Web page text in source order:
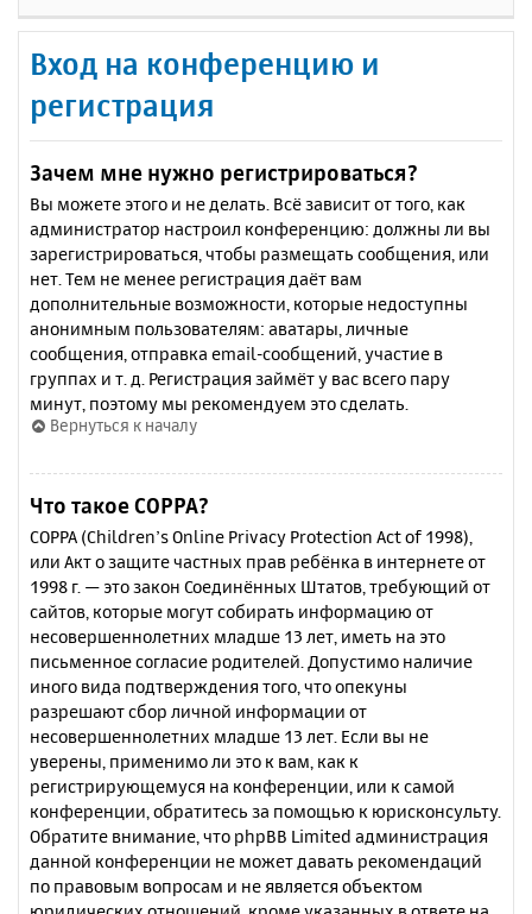
Вход на конференцию и
регистрация
Зачем мне нужно регистрироваться?
Вы можете этого и не делать. Всё зависит от того, как
администратор настроил конференцию: должны ли вы
зарегистрироваться, чтобы размещать сообщения, или
нет. Тем не менее регистрация даёт вам
дополнительные возможности, которые недоступны
анонимным пользователям: аватары, личные
сообщения, отправка email-сообщений, участие в
группах и т. д. Регистрация займёт у вас всего пару
минут, поэтому мы рекомендуем это сделать.
Вернуться к началу
Что такое COPPA?
COPPA (Children’s Online Privacy Protection Act of 1998),
или Акт о защите частных прав ребёнка в интернете от
1998 г. — это закон Соединённых Штатов, требующий от
сайтов, которые могут собирать информацию от
несовершеннолетних младше 13 лет, иметь на это
письменное согласие родителей. Допустимо наличие
иного вида подтверждения того, что опекуны
разрешают сбор личной информации от
несовершеннолетних младше 13 лет. Если вы не
уверены, применимо ли это к вам, как к
регистрирующемуся на конференции, или к самой
конференции, обратитесь за помощью к юрисконсульту.
Обратите внимание, что phpBB Limited администрация
данной конференции не может давать рекомендаций
по правовым вопросам и не является объектом